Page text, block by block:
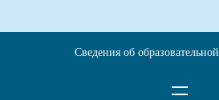
ОБРАЩЕНИЯ
Сведения об